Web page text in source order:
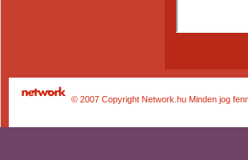
© 2007 Copyright Network.hu Minden jog